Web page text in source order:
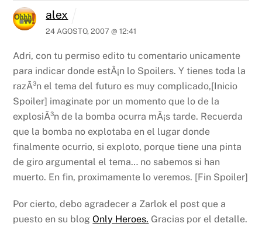
alex
24 AGOSTO, 2007 @ 12:41
Adri, con tu permiso edito tu comentario unicamente
para indicar donde estÃ¡n lo Spoilers. Y tienes toda la
razÃ³n el tema del futuro es muy complicado,[Inicio
Spoiler] imaginate por un momento que lo de la
explosiÃ³n de la bomba ocurra mÃ¡s tarde. Recuerda
que la bomba no explotaba en el lugar donde
finalmente ocurrio, si exploto, porque tiene una pinta
de giro argumental el tema… no sabemos si han
muerto. En fin, proximamente lo veremos. [Fin Spoiler]
Por cierto, debo agradecer a Zarlok el post que a
puesto en su blogOnly Heroes. Gracias por el detalle.